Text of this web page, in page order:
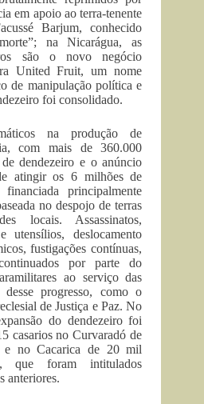
em apoio ao terra-tenente
Barjum, conhecido
na Nicarágua, as
são o novo negócio
United Fruit, um nome
de manipulação política e
foi consolidado.
na produção de
com mais de 360.000
dendezeiro e o anúncio
atingir os 6 milhões de
principalmente
no despojo de terras
locais. Assassinatos,
utensílios, deslocamento
fustigações contínuas,
por parte do
ao serviço das
desse progresso, como o
de Justiça e Paz. No
do dendezeiro foi
casarios no Curvaradó de
e no Cacarica de 20 mil
que foram intitulados
anteriores.